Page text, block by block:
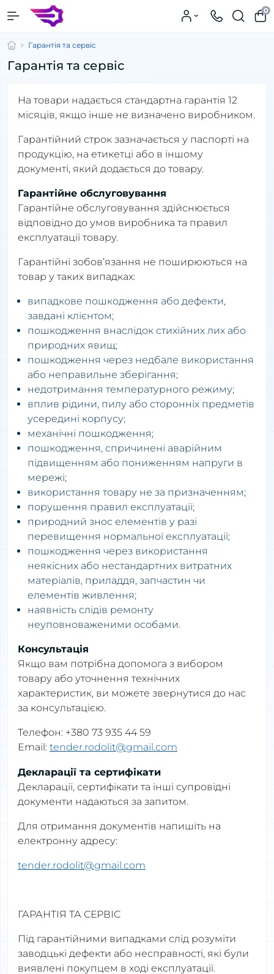
0
Гарантія та сервіс
Гарантія та сервіс
На товари надається стандартна гарантія 12
місяців, якщо інше не визначено виробником.
Гарантійний строк зазначається у паспорті на
продукцію, на етикетці або в іншому
документі, який додається до товару.
Гарантійне обслуговування
Гарантійне обслуговування здійснюється
відповідно до умов виробника та правил
експлуатації товару.
Гарантійні зобов’язання не поширюються на
товар у таких випадках:
випадкове пошкодження або дефекти,
завдані клієнтом;
пошкодження внаслідок стихійних лих або
природних явищ;
пошкодження через недбале використання
або неправильне зберігання;
недотримання температурного режиму;
вплив рідини, пилу або сторонніх предметів
усередині корпусу;
механічні пошкодження;
пошкодження, спричинені аварійним
підвищенням або пониженням напруги в
мережі;
використання товару не за призначенням;
порушення правил експлуатації;
природний знос елементів у разі
перевищення нормальної експлуатації;
пошкодження через використання
неякісних або нестандартних витратних
матеріалів, приладдя, запчастин чи
елементів живлення;
наявність слідів ремонту
неуповноваженими особами.
Консультація
Якщо вам потрібна допомога з вибором
товару або уточнення технічних
характеристик, ви можете звернутися до нас
за консультацією.
Телефон: +380 73 935 44 59
Email: tender.rodolit@gmail.com
Декларації та сертифікати
Декларації, сертифікати та інші супровідні
документи надаються за запитом.
Для отримання документів напишіть на
електронну адресу:
tender.rodolit@gmail.com
ГАРАНТІЯ ТА СЕРВІС
Під гарантійними випадками слід розуміти
заводцькі дефекти або несправності, які були
виявлені покупцем в ході експлуатації.